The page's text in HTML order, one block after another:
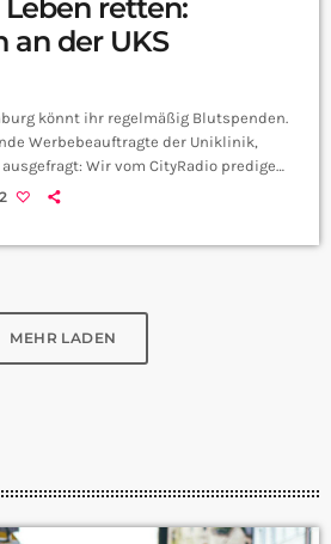
retten:
an der UKS
könnt ihr regelmäßig Blutspenden.
Werbebeauftragte der Uniklinik,
Wir vom CityRadio predigen
zu gehen, unser
MEHR LADEN